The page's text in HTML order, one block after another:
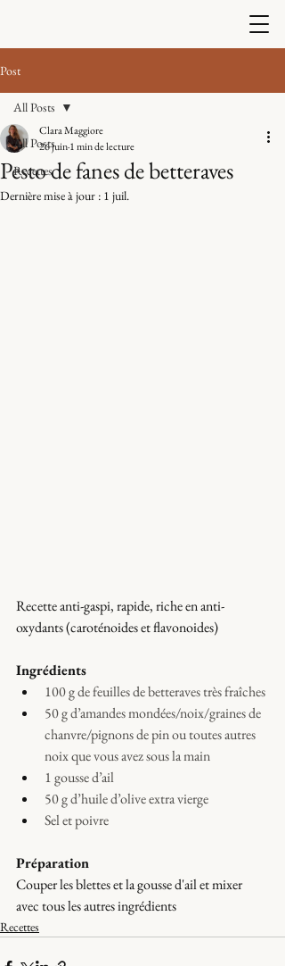
Post
All Posts
Recettes
All Posts
Pesto de fanes de betteraves
Clara Maggiore
26 juin1 min de lecture
Dernière mise à jour : 1 juil.
Recette anti-gaspi, rapide, riche en anti-
oxydants (caroténoides et flavonoides)
Ingrédients
100 g de feuilles de betteraves très fraîches
50 g d’amandes mondées/noix/graines de
chanvre/pignons de pin ou toutes autres
noix que vous avez sous la main
1 gousse d’ail
50 g d’huile d’olive extra vierge
Sel et poivre
Préparation
Couper les blettes et la gousse d'ail et mixer
avec tous les autres ingrédients
Recettes